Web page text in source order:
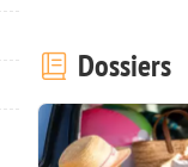
Dossiers